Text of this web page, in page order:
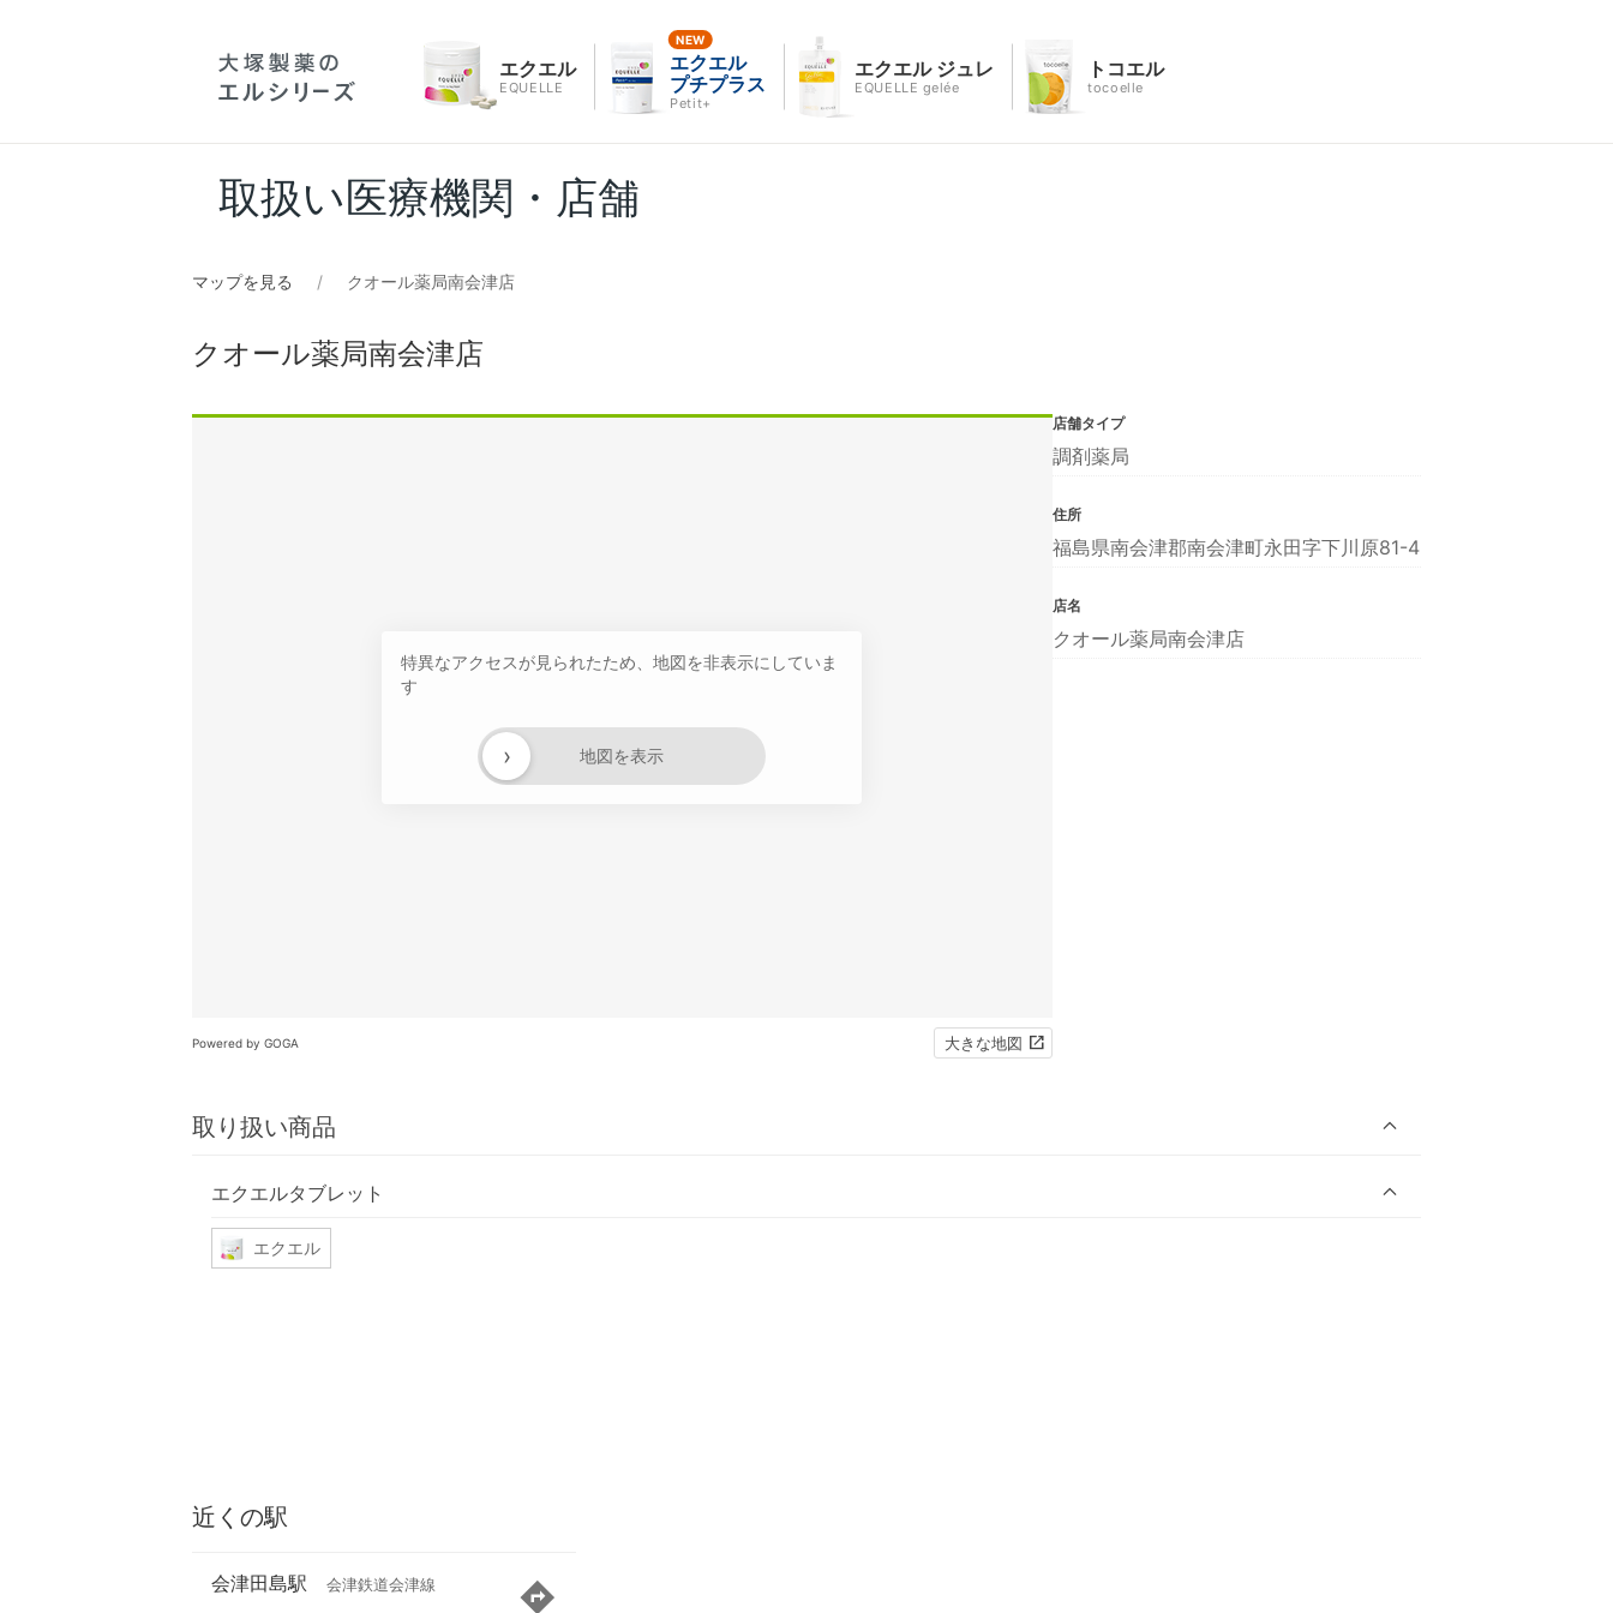
エクエル
EQUELLE
エクエル
プチプラス
Petit+
エクエル ジュレ
EQUELLE gelée
トコエル
tocoelle
取扱い医療機関・店舗
マップを見る クオール薬局南会津店
クオール薬局南会津店
特異なアクセスが見られたため、地図を非表示にしていま
す
地図を表示
›
Powered by GOGA 大きな地図
取り扱い商品
エクエルタブレット
エクエル
店舗タイプ
調剤薬局
住所
福島県南会津郡南会津町永田字下川原81-4
店名
クオール薬局南会津店
近くの駅
会津田島駅 会津鉄道会津線